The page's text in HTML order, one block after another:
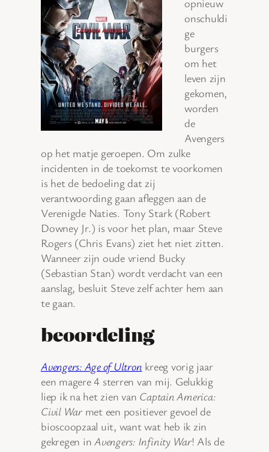
onschuldi
ge
burgers
om het
leven zijn
gekomen,
worden
de
Avengers
op het matje geroepen. Om zulke
incidenten in de toekomst te voorkomen
is het de bedoeling dat zij
verantwoording gaan afleggen aan de
Verenigde Naties. Tony Stark (Robert
Downey Jr.) is voor het plan, maar Steve
Rogers (Chris Evans) ziet het niet zitten.
Wanneer zijn oude vriend Bucky
(Sebastian Stan) wordt verdacht van een
aanslag, besluit Steve zelf achter hem aan
te gaan.
beoordeling
Avengers: Age of Ultron kreeg vorig jaar
een magere 4 sterren van mij. Gelukkig
liep ik na het zien van Captain America:
Civil Warmet een positiever gevoel de
bioscoopzaal uit, want wat heb ik zin
gekregen inAvengers: Infinity War! Als de